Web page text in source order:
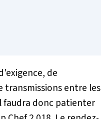
de
transmissions entre les
faudra donc patienter